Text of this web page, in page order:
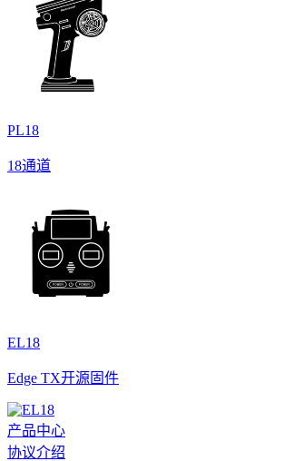
PL18
18通道
EL18
Edge TX开源固件
产品中心
协议介绍